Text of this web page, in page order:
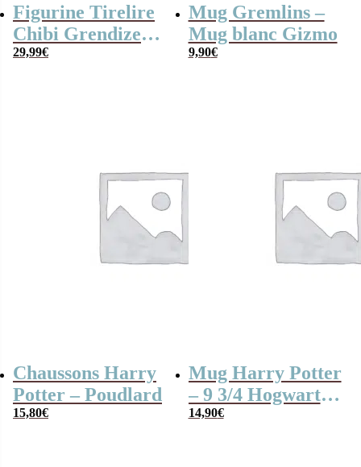
Figurine Tirelire
Chibi Grendizer
assis 15 cm –
29,99€
Mug Gremlins –
Mug blanc Gizmo
9,90€
Chaussons Harry
Potter – Poudlard
15,80€
Mug Harry Potter
– 9 3/4 Hogwarts
Express (500 ml)
14,90€